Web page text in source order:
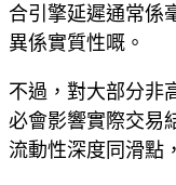
合引擎延遲通常係
異係實質性嘅。
不過，對大部分非
必會影響實際交易
流動性深度同滑點